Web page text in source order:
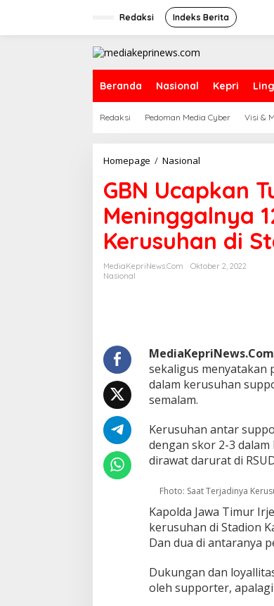
Redaksi Indeks Berita
Beranda Nasional Kepri
Redaksi Pedoman Media Cyber Visi &
Homepage / Nasional
N
U
c
a
p
k
a
B
e
r
d
a
i
t
A
a
s
M
n
GBN Ucapkan
Meninggalnya
Kerusuhan di
MediaKepriNews.com
Oktober 2, 2022
Nasional
sekaligus menyatakan
dalam kerusuhan
semalam.
Kerusuhan antar
dengan skor 2-3
dirawat darurat di
Fhoto: Saat Terjadinya
Kapolda Jawa Timur
kerusuhan di Stadion
Dan dua di antaranya
Dukungan dan
oleh supporter,